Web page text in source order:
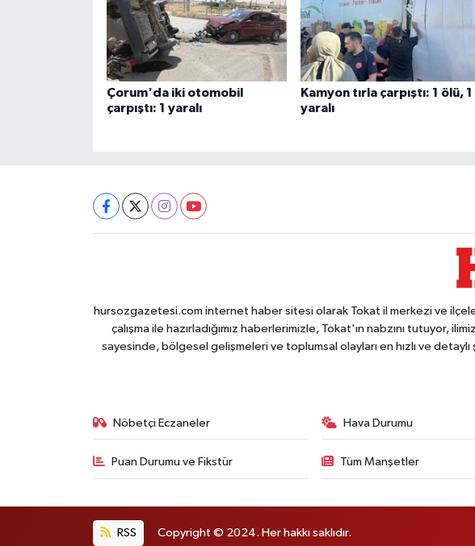
Çorum'da iki otomobil
çarpıştı: 1 yaralı
Kamyon tırla çarpıştı: 1 ölü, 1
yaralı
hursozgazetesi.com internet haber sitesi olarak Tokat il merkezi ve
çalışma ile hazırladığımız haberlerimizle, Tokat'ın nabzını tutuyor,
sayesinde, bölgesel gelişmeleri ve toplumsal olayları en hızlı ve
Nöbetçi Eczaneler Hava Durumu
Puan Durumu ve Fikstür Tüm Manşetler
RSS Copyright © 2024. Her hakkı saklıdır.